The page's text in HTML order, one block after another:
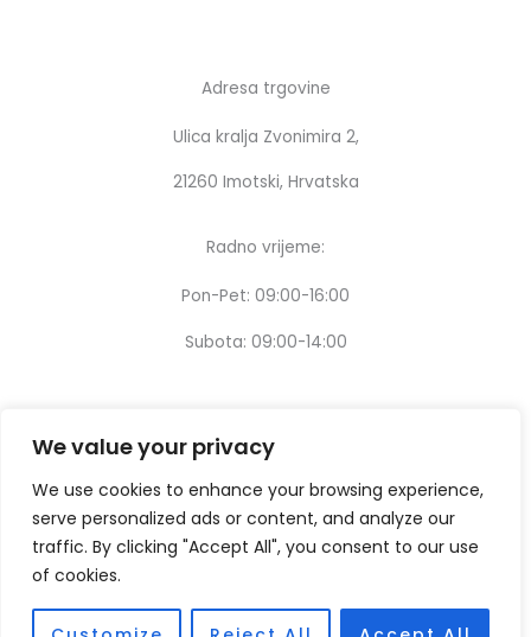
We value your privacy
We use cookies to enhance your browsing experience,
serve personalized ads or content, and analyze our
traffic. By clicking "Accept All", you consent to our use
of cookies.
Adresa trgovine
Ulica kralja Zvonimira 2,
21260 Imotski, Hrvatska
Radno vrijeme:
Pon-Pet: 09:00-16:00
Subota: 09:00-14:00